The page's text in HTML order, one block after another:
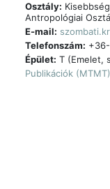
Osztály:
Antropológiai
E-mail:
Telefonszám:
Épület: T (Emelet,
Publikációk (MTMT)